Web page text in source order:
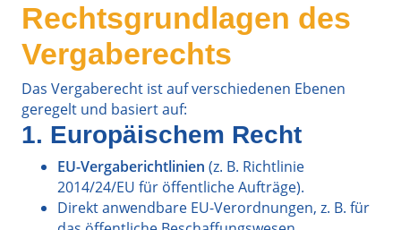
Rechtsgrundlagen des
Vergaberechts
Das Vergaberecht ist auf verschiedenen Ebenen
geregelt und basiert auf:
1. Europäischem Recht
EU-Vergaberichtlinien (z. B. Richtlinie
2014/24/EU für öffentliche Aufträge).
Direkt anwendbare EU-Verordnungen, z. B. für